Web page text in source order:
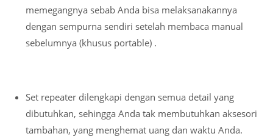
memegangnya sebab Anda bisa melaksanakannya
dengan sempurna sendiri setelah membaca manual
sebelumnya (khusus portable) .
Set repeater dilengkapi dengan semua detail yang
dibutuhkan, sehingga Anda tak membutuhkan aksesori
tambahan, yang menghemat uang dan waktu Anda.